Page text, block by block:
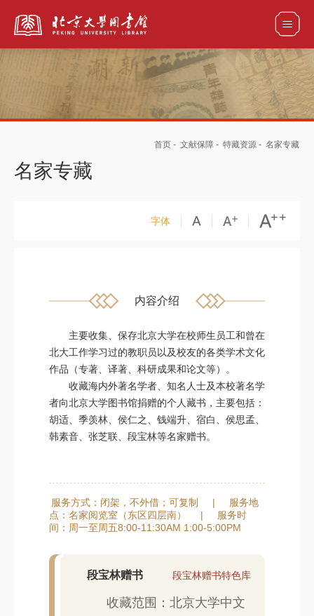
首页 - 文献保障 - 特藏资源 - 名家专藏
名家专藏
字体
内容介绍
主要收集、保存北京大学在校师生员工和曾在
北大工作学习过的教职员以及校友的各类学术文化
作品（专著、译著、科研成果和论文等）。
收藏海内外著名学者、知名人士及本校著名学
者向北京大学图书馆捐赠的个人藏书，主要包括：
胡适、季羡林、侯仁之、钱端升、宿白、侯思孟、
韩素音、张芝联、段宝林等名家赠书。
服务方式：闭架，不外借；可复制 |
服务地
点：名家阅览室（东区四层南）
|
服务时
间：周一至周五8:00-11:30AM 1:00-5:00PM
段宝林赠书特色库
段宝林赠书
收藏范围：北京大学中文